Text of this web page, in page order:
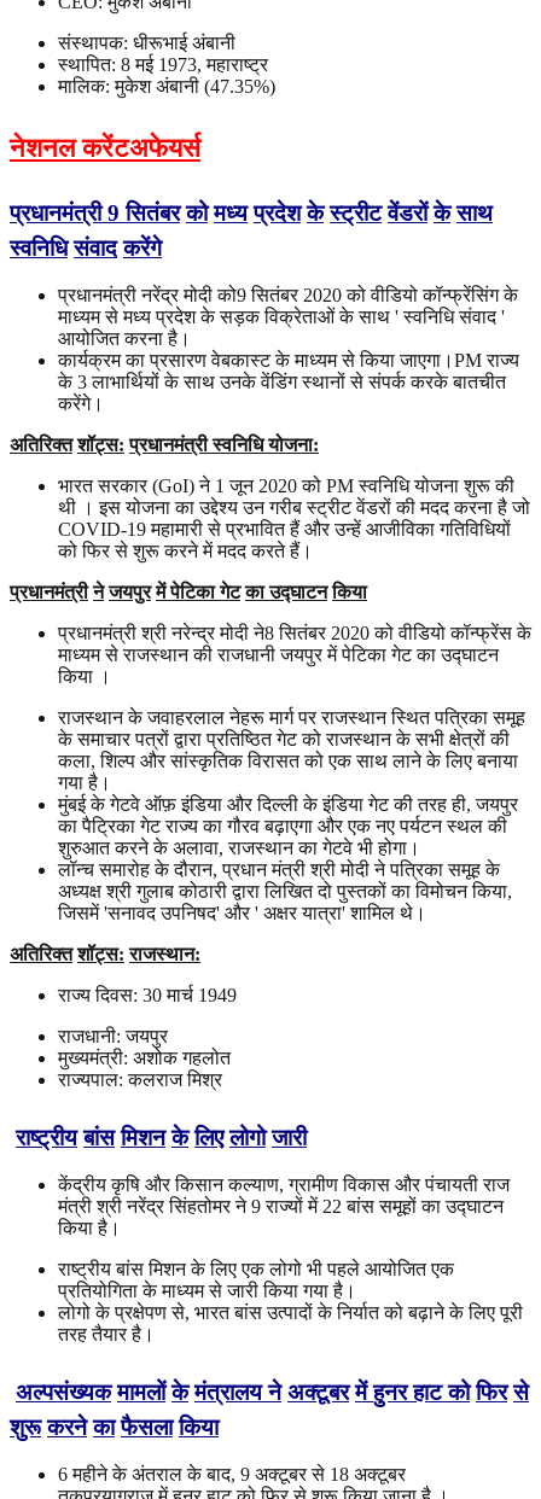
संस्थापक: धीरूभाई अंबानी
स्थापित: 8 मई 1973, महाराष्ट्र
मालिक: मुकेश अंबानी (47.35%)
नेशनल करेंटअफेयर्स
प्रधानमंत्री9सितंबर को मध्य प्रदेश के स्ट्रीट वेंडरों के साथ
स्वनिधि संवाद करेंगे
प्रधानमंत्री नरेंद्र मोदी को9 सितंबर 2020 को वीडियो कॉन्फ्रेंसिंग के
माध्यम से मध्य प्रदेश के सड़क विक्रेताओं के साथ ' स्वनिधि संवाद '
आयोजित करना है।
कार्यक्रम का प्रसारण वेबकास्ट के माध्यम से किया जाएगा।PM राज्य
के 3 लाभार्थियों के साथ उनके वेंडिंग स्थानों से संपर्क करके बातचीत
करेंगे।
अतिरिक्त शॉट्स: प्रधानमंत्री स्वनिधि योजना:
भारत सरकार (GoI) ने 1 जून 2020 को PM स्वनिधि योजना शुरू की
थी । इस योजना का उद्देश्य उन गरीब स्ट्रीट वेंडरों की मदद करना है जो
COVID-19 महामारी से प्रभावित हैं और उन्हें आजीविका गतिविधियों
को फिर से शुरू करने में मदद करते हैं।
प्रधानमंत्री ने जयपुर में पेटिका गेट का उद्घाटन किया
प्रधानमंत्री श्री नरेन्द्र मोदी ने8 सितंबर 2020 को वीडियो कॉन्फ्रेंस के
माध्यम से राजस्थान की राजधानी जयपुर में पेटिका गेट का उद्घाटन
किया ।
राजस्थान के जवाहरलाल नेहरू मार्ग पर राजस्थान स्थित पत्रिका समूह
के समाचार पत्रों द्वारा प्रतिष्ठित गेट को राजस्थान के सभी क्षेत्रों की
कला, शिल्प और सांस्कृतिक विरासत को एक साथ लाने के लिए बनाया
गया है।
मुंबई के गेटवे ऑफ़ इंडिया और दिल्ली के इंडिया गेट की तरह ही, जयपुर
का पैट्रिका गेट राज्य का गौरव बढ़ाएगा और एक नए पर्यटन स्थल की
शुरुआत करने के अलावा, राजस्थान का गेटवे भी होगा।
लॉन्च समारोह के दौरान, प्रधान मंत्री श्री मोदी ने पत्रिका समूह के
अध्यक्ष श्री गुलाब कोठारी द्वारा लिखित दो पुस्तकों का विमोचन किया,
जिसमें 'सनावद उपनिषद' और ' अक्षर यात्रा' शामिल थे।
अतिरिक्त शॉट्स: राजस्थान:
राज्य दिवस: 30 मार्च 1949
राजधानी: जयपुर
मुख्यमंत्री: अशोक गहलोत
राज्यपाल: कलराज मिश्र
राष्ट्रीय बांस मिशन के लिए लोगो जारी
केंद्रीय कृषि और किसान कल्याण, ग्रामीण विकास और पंचायती राज
मंत्री श्री नरेंद्र सिंहतोमर ने 9 राज्यों में 22 बांस समूहों का उद्घाटन
किया है।
राष्ट्रीय बांस मिशन के लिए एक लोगो भी पहले आयोजित एक
प्रतियोगिता के माध्यम से जारी किया गया है।
लोगो के प्रक्षेपण से, भारत बांस उत्पादों के निर्यात को बढ़ाने के लिए पूरी
तरह तैयार है।
अल्पसंख्यक मामलों के मंत्रालय ने अक्टूबर में हुनर हाट को फिर से
शुरू करने का फैसला किया
6 महीने के अंतराल के बाद, 9 अक्टूबर से 18 अक्टूबर